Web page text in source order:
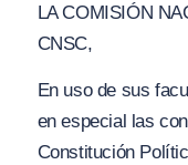
LA COMISIÓN
CNSC,
En uso de sus
en especial las
Constitución